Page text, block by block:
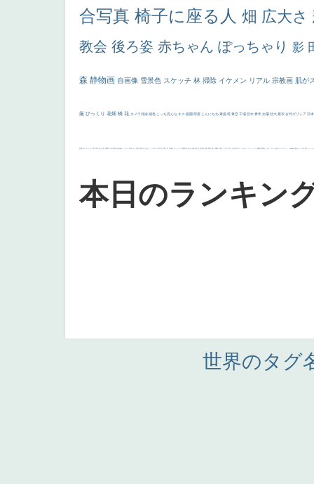
合写真 椅子に座る人 畑 広大さ
教会 後ろ姿 赤ちゃん ぽっちゃり 影
森 静物画 自画像 雪景色 スケッチ 林 掃除 イケメン リアル 宗教画 肌が
厳 びっくり 花畑 橋 花 カメラ目線 補色 こっち見んな キス 庭園 部屋 こんにちわ 素描 塔 青空 工場 巨木 青年 太陽 壮大 着衣 古代ギリシア 日
画質 ヴィーナス 剣 哀愁 白人少女 食事中 山本芳翠 麦 女神 ローマ教皇 奥行き 火起こし 東方の三博士 雪 114514 受胎告知 天から覗き込む顔 設計図 挿絵 群衆 親子 裸婦 可愛い 美人 ＃名画で学ぶ「たるみ」 躍動感 黄色 畦道 レンブラント・ 暖かい バブみ 靴下
本日のランキン
世界のタグ